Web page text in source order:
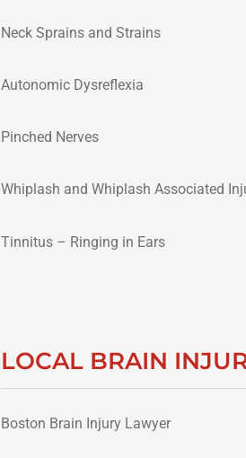
Neck Sprains and Strains
Autonomic Dysreflexia
Pinched Nerves
Whiplash and Whiplash Associated
Tinnitus – Ringing in Ears
LOCAL BRAIN
Boston Brain Injury Lawyer